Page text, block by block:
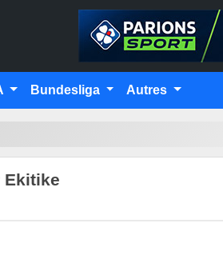
Bundesliga Autres
Ekitike